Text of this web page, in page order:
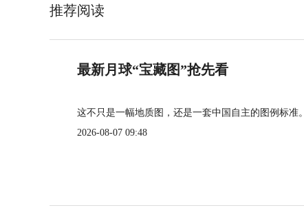
推荐阅读
最新月球“宝藏图”抢先看
这不只是一幅地质图，还是一套中国自主的图例标准。
2026-08-07 09:48